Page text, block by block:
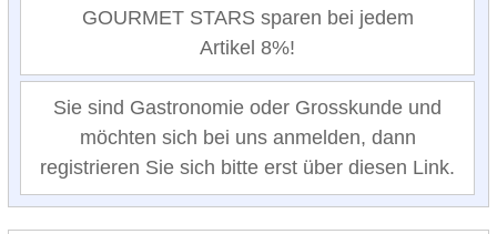
GOURMET STARS sparen bei jedem
Artikel 8%!
Sie sind Gastronomie oder Grosskunde und
möchten sich bei uns anmelden, dann
registrieren Sie sich bitte erst über diesen Link.